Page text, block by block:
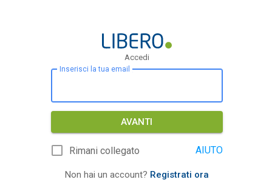
Accedi
Inserisci la tua email
AVANTI
Rimani collegato AIUTO
Non hai un account? Registrati ora